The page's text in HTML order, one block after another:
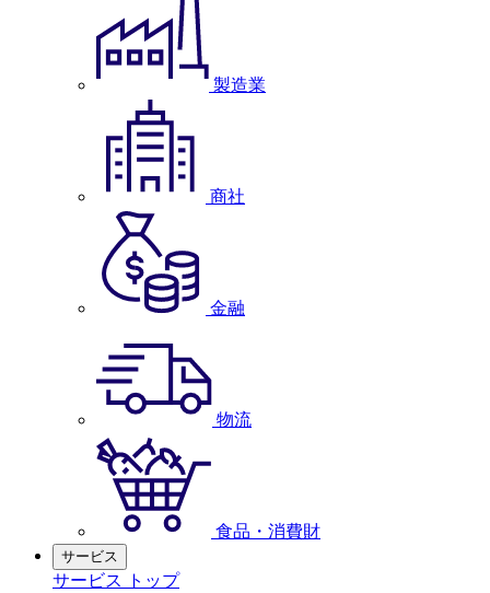
製造業
商社
金融
物流
食品・消費財
サービス
サービス トップ